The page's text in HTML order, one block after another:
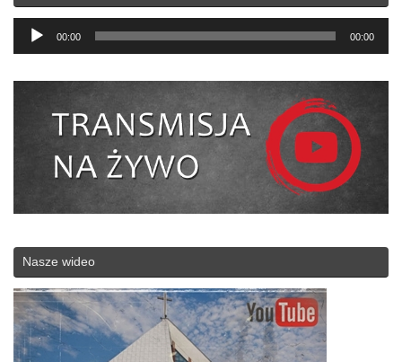
Odtwarzacz
plików
00:00 00:00
Nasze wideo